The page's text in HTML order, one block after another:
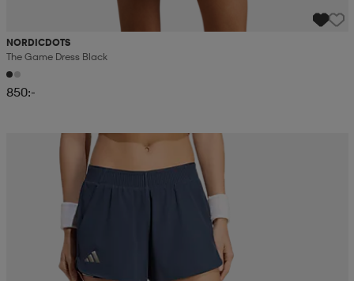
NORDICDOTS
The Game Dress Black
850:-